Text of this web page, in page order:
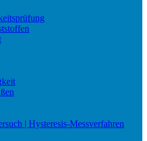
| Hysteresis-Messverfahren